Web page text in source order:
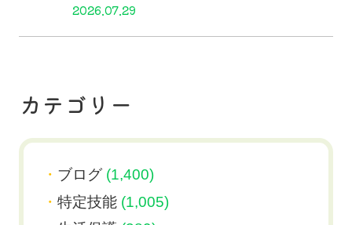
2026.07.29
カテゴリー
ブログ(1,400)
特定技能(1,005)